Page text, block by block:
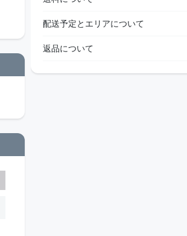
配送予定とエリアについて
返品について